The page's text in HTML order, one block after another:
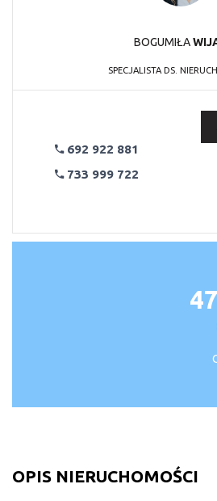
BOGUMIŁA
SPECJALISTA DS.
692 922 881
733 999 722
OPIS NIERUCHOMOŚCI